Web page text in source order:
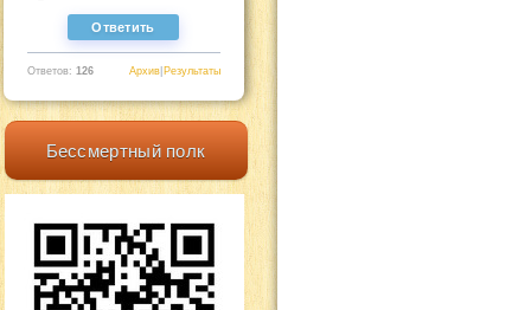
Ответов: 126 Результаты
|
Архив
Бессмертный полк